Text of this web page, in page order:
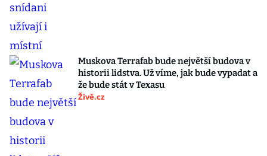
Muskova Terrafab bude největší budova v
historii lidstva. Už víme, jak bude vypadat a
že bude stát v Texasu
Živě.cz